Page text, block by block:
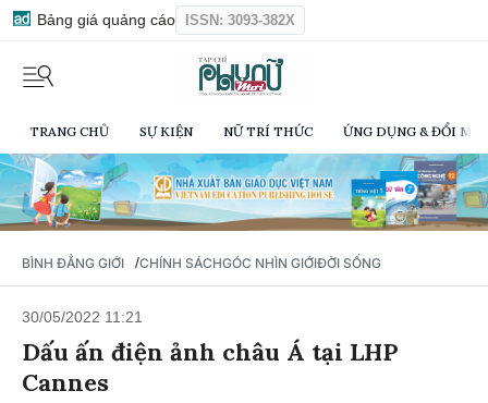
Bảng giá quảng cáo ISSN: 3093-382X
TRANG CHỦ SỰ KIỆN NỮ TRÍ THỨC ỨNG DỤNG & ĐỔI
BÌNH ĐẲNG GIỚI /CHÍNH SÁCHGÓC NHÌN GIỚIĐỜI SỐNG
30/05/2022 11:21
Dấu ấn điện ảnh châu Á tại LHP
Cannes